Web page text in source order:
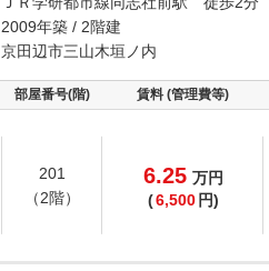
2009年築 / 2階建
京田辺市三山木垣ノ内
部屋番号(階) 賃料 (管理費等)
201
（2階）
6.25 万円
(6,500 円)